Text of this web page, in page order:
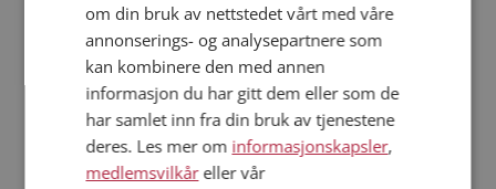
Fler single
Flere singlemenn fra Nesodden:Hazrat Wali,Norseman
Kvinner fra Nesodden
Date kvinner i Norge
Date menn i Norge
om din bruk av nettstedet vårt med våre
annonserings- og analysepartnere som
kan kombinere den med annen
informasjon du har gitt dem eller som de
har samlet inn fra din bruk av tjenestene
deres. Les mer om informasjonskapsler,
medlemsvilkåreller vår